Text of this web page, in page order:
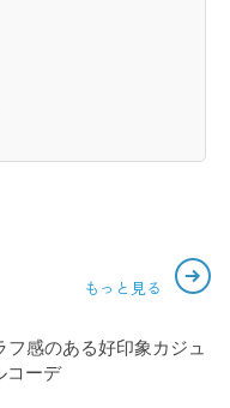
もっと見る